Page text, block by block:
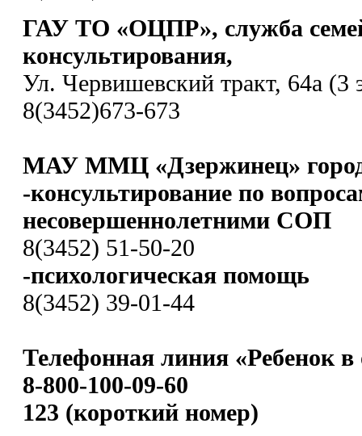
ГАУ ТО «ОЦПР», служба
консультирования,
Ул. Червишевский тракт, 64а (3
8(3452)673-673
МАУ ММЦ «Дзержинец»
-консультирование по
несовершеннолетними СОП
8(3452) 51-50-20
-психологическая помощь
8(3452) 39-01-44
Телефонная линия «Ребенок в
8-800-100-09-60
123 (короткий номер)